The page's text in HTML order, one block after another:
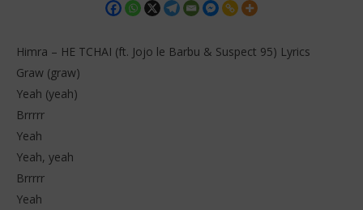
Himra – HE TCHAI (ft. Jojo le Barbu & Suspect 95) Lyrics
Graw (graw)
Yeah (yeah)
Brrrrr
Yeah
Yeah, yeah
Brrrrr
Yeah